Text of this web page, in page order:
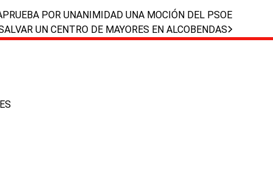
POR UNANIMIDAD UNA MOCIÓN DEL PSOE
UN CENTRO DE MAYORES EN ALCOBENDAS